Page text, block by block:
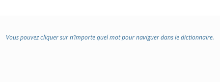
Vous pouvez cliquer sur n’importe quel mot pour naviguer dans le dictionnaire.